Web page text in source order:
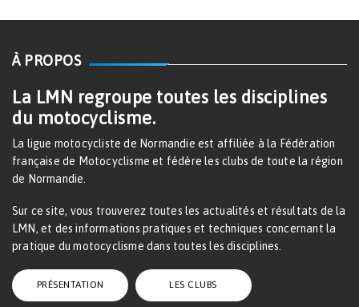
À PROPOS
La LMN regroupe toutes les disciplines
du motocyclisme.
La ligue motocycliste de Normandie est affiliée à la Fédération
française de Motocyclisme et fédère les clubs de toute la région
de Normandie.
Sur ce site, vous trouverez toutes les actualités et résultats de la
LMN, et des informations pratiques et techniques concernant la
pratique du motocyclisme dans toutes les disciplines.
PRÉSENTATION LES CLUBS